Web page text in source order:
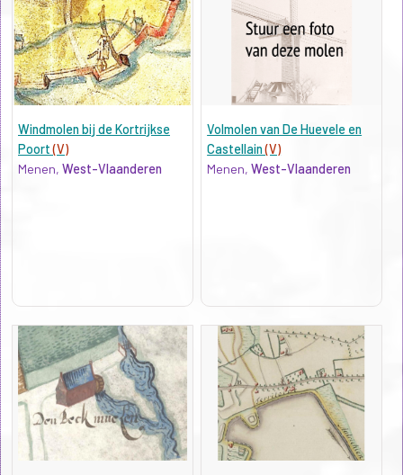
Windmolen bij de Kortrijkse
Poort(V)
Menen, West-Vlaanderen
Volmolen van De Huevele en
Castellain(V)
Menen,West-Vlaanderen